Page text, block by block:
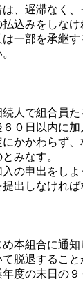
、遅滞なく、
込みをしな
一部を承継
人で組合員
０日以内に加
かかわらず
みなす。
の申出をし
出しなければ
本組合に通
脱退すること
度の末日の